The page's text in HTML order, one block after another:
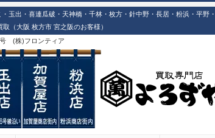
玉出・喜連瓜破・天神橋・千林・枚方・針中野・長居・粉浜・平
（大阪 枚方市 宮之阪のお客様）
号 (株)フロンティア